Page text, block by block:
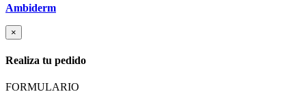
Ambiderm
×
Realiza tu pedido
FORMULARIO